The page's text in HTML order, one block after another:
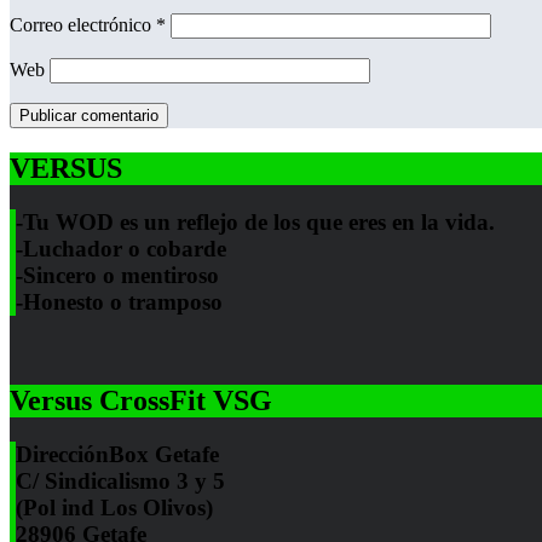
Correo electrónico *
Web
VERSUS
-Tu WOD es un reflejo de los que eres en la vida.
-Luchador o cobarde
-Sincero o mentiroso
-Honesto o tramposo
Versus CrossFit VSG
DirecciónBox Getafe
C/ Sindicalismo 3 y 5
(Pol ind Los Olivos)
28906 Getafe